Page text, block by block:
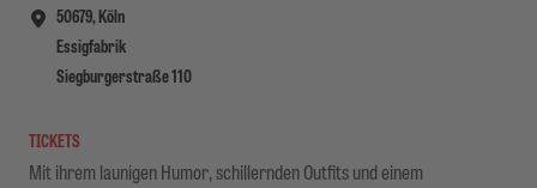
50679, Köln
Essigfabrik
Siegburgerstraße 110
TICKETS
Mit ihrem launigen Humor, schillernden Outfits und einem